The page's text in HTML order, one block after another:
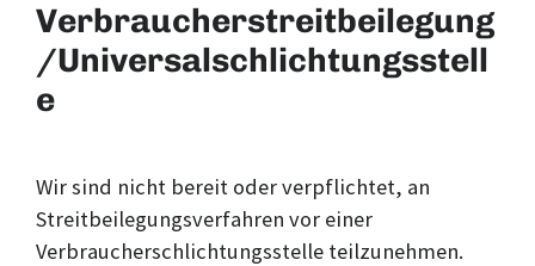
Verbraucherstreitbeilegung
/Universalschlichtungsstell
e
Wir sind nicht bereit oder verpflichtet, an
Streitbeilegungsverfahren vor einer
Verbraucherschlichtungsstelle teilzunehmen.